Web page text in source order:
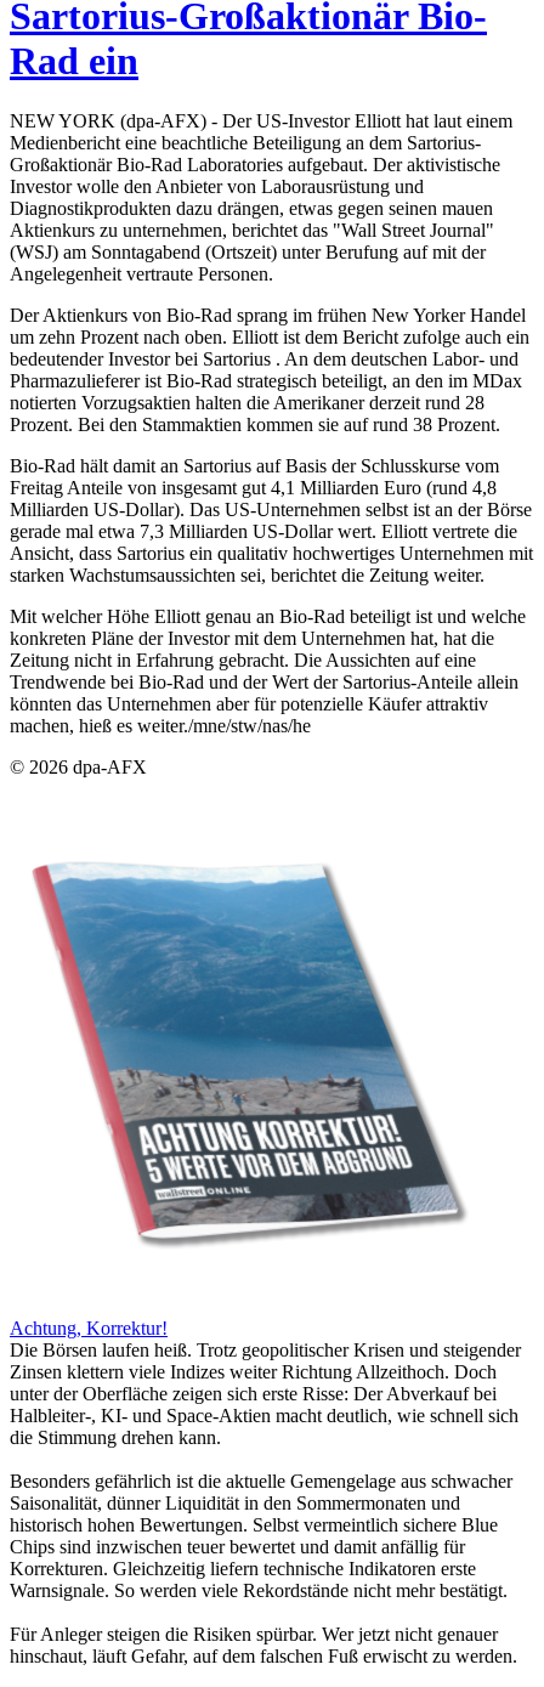
Sartorius-Großaktionär Bio-
Rad ein
NEW YORK (dpa-AFX) - Der US-Investor Elliott hat laut einem
Medienbericht eine beachtliche Beteiligung an dem Sartorius-
Großaktionär Bio-Rad Laboratories aufgebaut. Der aktivistische
Investor wolle den Anbieter von Laborausrüstung und
Diagnostikprodukten dazu drängen, etwas gegen seinen mauen
Aktienkurs zu unternehmen, berichtet das "Wall Street Journal"
(WSJ) am Sonntagabend (Ortszeit) unter Berufung auf mit der
Angelegenheit vertraute Personen.
Der Aktienkurs von Bio-Rad sprang im frühen New Yorker Handel
um zehn Prozent nach oben. Elliott ist dem Bericht zufolge auch ein
bedeutender Investor bei Sartorius . An dem deutschen Labor- und
Pharmazulieferer ist Bio-Rad strategisch beteiligt, an den im MDax
notierten Vorzugsaktien halten die Amerikaner derzeit rund 28
Prozent. Bei den Stammaktien kommen sie auf rund 38 Prozent.
Bio-Rad hält damit an Sartorius auf Basis der Schlusskurse vom
Freitag Anteile von insgesamt gut 4,1 Milliarden Euro (rund 4,8
Milliarden US-Dollar). Das US-Unternehmen selbst ist an der Börse
gerade mal etwa 7,3 Milliarden US-Dollar wert. Elliott vertrete die
Ansicht, dass Sartorius ein qualitativ hochwertiges Unternehmen mit
starken Wachstumsaussichten sei, berichtet die Zeitung weiter.
Mit welcher Höhe Elliott genau an Bio-Rad beteiligt ist und welche
konkreten Pläne der Investor mit dem Unternehmen hat, hat die
Zeitung nicht in Erfahrung gebracht. Die Aussichten auf eine
Trendwende bei Bio-Rad und der Wert der Sartorius-Anteile allein
könnten das Unternehmen aber für potenzielle Käufer attraktiv
machen, hieß es weiter./mne/stw/nas/he
© 2026 dpa-AFX
Achtung, Korrektur!
Die Börsen laufen heiß. Trotz geopolitischer Krisen und steigender
Zinsen klettern viele Indizes weiter Richtung Allzeithoch. Doch
unter der Oberfläche zeigen sich erste Risse: Der Abverkauf bei
Halbleiter-, KI- und Space-Aktien macht deutlich, wie schnell sich
die Stimmung drehen kann.
Besonders gefährlich ist die aktuelle Gemengelage aus schwacher
Saisonalität, dünner Liquidität in den Sommermonaten und
historisch hohen Bewertungen. Selbst vermeintlich sichere Blue
Chips sind inzwischen teuer bewertet und damit anfällig für
Korrekturen. Gleichzeitig liefern technische Indikatoren erste
Warnsignale. So werden viele Rekordstände nicht mehr bestätigt.
Für Anleger steigen die Risiken spürbar. Wer jetzt nicht genauer
hinschaut, läuft Gefahr, auf dem falschen Fuß erwischt zu werden.